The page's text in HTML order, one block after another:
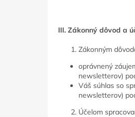
III. Zákonný dôvod a
Zákonným
oprávnený
newsletterov)
Váš súhlas so
newsletterov)
Účelom